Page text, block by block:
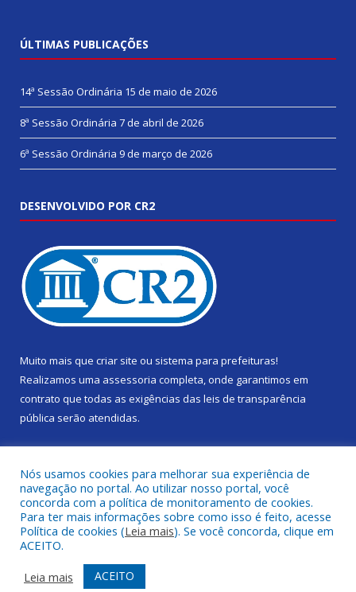
ÚLTIMAS PUBLICAÇÕES
14ª Sessão Ordinária 15 de maio de 2026
8ª Sessão Ordinária 7 de abril de 2026
6ª Sessão Ordinária 9 de março de 2026
DESENVOLVIDO POR CR2
Muito mais que criar site ou sistema para prefeituras!
Realizamos uma assessoria completa, onde garantimos em
contrato que todas as exigências das leis de transparência
pública serão atendidas.
Todos os direitos reservados a Câmara Municipal de Gurupá.
Mapa do Site
Acessar Área Administrativa
Nós usamos cookies para melhorar sua experiência de
navegação no portal. Ao utilizar nosso portal, você
concorda com a política de monitoramento de cookies.
Para ter mais informações sobre como isso é feito, acesse
Política de cookies (Leia mais). Se você concorda, clique em
ACEITO.
Leia mais
ACEITO